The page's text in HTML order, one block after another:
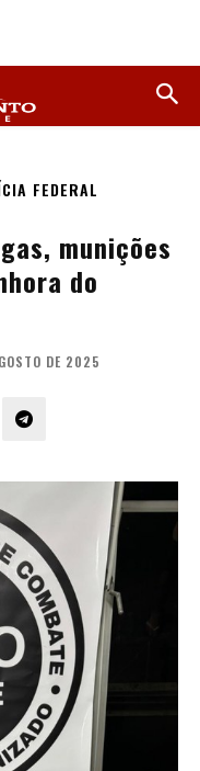
FEDERAL
munições
do
DE 2025